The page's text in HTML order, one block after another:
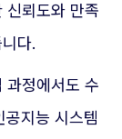
신뢰도와 만족
다.
과정에서도 수
지능 시스템